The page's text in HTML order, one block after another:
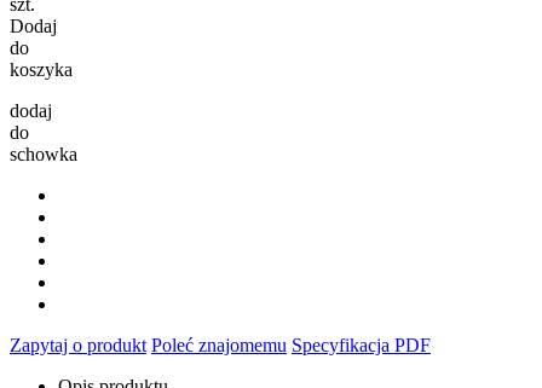
Dodaj
do
koszyka
dodaj
do
schowka
Zapytaj o produkt Poleć znajomemu Specyfikacja PDF